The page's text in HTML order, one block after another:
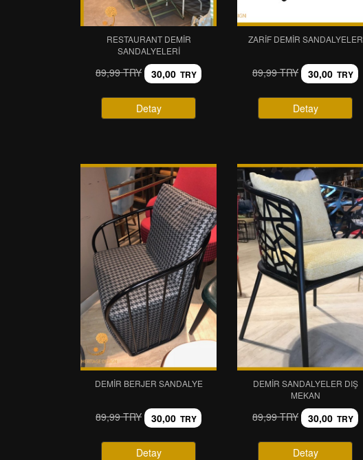
RESTAURANT DEMIR
SANDALYELERI
89,99 TRY 30,00 TRY
Detay
ZARIF DEMIR SANDALYELER
89,99 TRY 30,00 TRY
Detay
DEMIR BERJER SANDALYE
89,99 TRY 30,00 TRY
Detay
DEMIR SANDALYELER DIŞ
MEKAN
89,99 TRY 30,00 TRY
Detay